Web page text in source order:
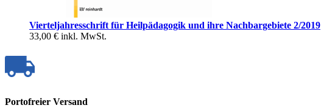
Vierteljahresschrift für Heilpädagogik und ihre Nachbargebiete 2/2019
33,00 € inkl. MwSt.
Portofreier Versand